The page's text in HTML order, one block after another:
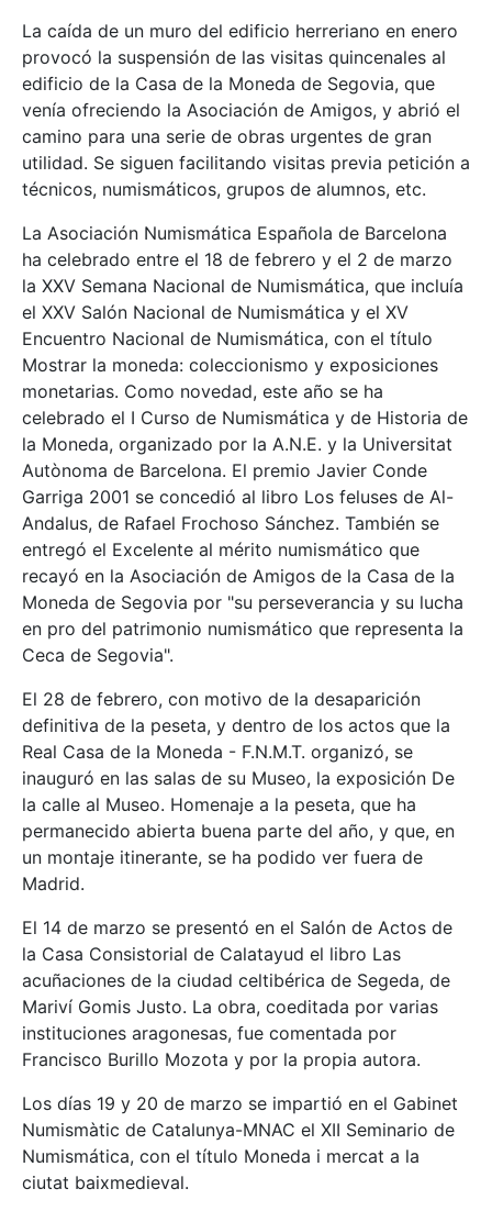
La caída de un muro del edificio herreriano en enero
provocó la suspensión de las visitas quincenales al
edificio de la Casa de la Moneda de Segovia, que
venía ofreciendo la Asociación de Amigos, y abrió el
camino para una serie de obras urgentes de gran
utilidad. Se siguen facilitando visitas previa petición a
técnicos, numismáticos, grupos de alumnos, etc.
La Asociación Numismática Española de Barcelona
ha celebrado entre el 18 de febrero y el 2 de marzo
la XXV Semana Nacional de Numismática, que incluía
el XXV Salón Nacional de Numismática y el XV
Encuentro Nacional de Numismática, con el título
Mostrar la moneda: coleccionismo y exposiciones
monetarias. Como novedad, este año se ha
celebrado el I Curso de Numismática y de Historia de
la Moneda, organizado por la A.N.E. y la Universitat
Autònoma de Barcelona. El premio Javier Conde
Garriga 2001 se concedió al libro Los feluses de Al-
Andalus, de Rafael Frochoso Sánchez. También se
entregó el Excelente al mérito numismático que
recayó en la Asociación de Amigos de la Casa de la
Moneda de Segovia por "su perseverancia y su lucha
en pro del patrimonio numismático que representa la
Ceca de Segovia".
El 28 de febrero, con motivo de la desaparición
definitiva de la peseta, y dentro de los actos que la
Real Casa de la Moneda - F.N.M.T. organizó, se
inauguró en las salas de su Museo, la exposición De
la calle al Museo. Homenaje a la peseta, que ha
permanecido abierta buena parte del año, y que, en
un montaje itinerante, se ha podido ver fuera de
Madrid.
El 14 de marzo se presentó en el Salón de Actos de
la Casa Consistorial de Calatayud el libro Las
acuñaciones de la ciudad celtibérica de Segeda, de
Mariví Gomis Justo. La obra, coeditada por varias
instituciones aragonesas, fue comentada por
Francisco Burillo Mozota y por la propia autora.
Los días 19 y 20 de marzo se impartió en el Gabinet
Numismàtic de Catalunya-MNAC el XII Seminario de
Numismática, con el título Moneda i mercat a la
ciutat baixmedieval.